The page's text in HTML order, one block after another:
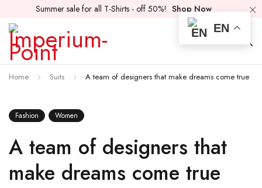
Summer sale for all T-Shirts - off 50%! Shop Now
Home Suits A team of designers that make dreams come true
Fashion Women
A team of designers that
make dreams come true
EN